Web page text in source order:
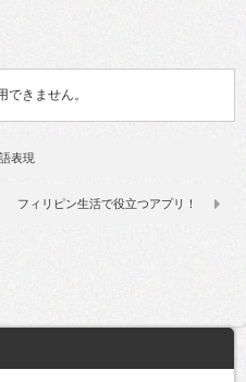
できません。
表現
フィリピン生活で役立つアプリ！